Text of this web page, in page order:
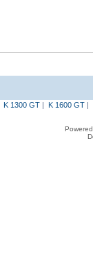
K 1300 GT| K 1600 GT|